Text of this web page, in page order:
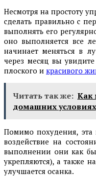
Несмотря на простоту
сделать правильно с
выполнять его
оно выполняется все
начинает меняться в
через месяц вы
плоского и красивого
Читать так же: Как
домашних
Помимо похудения, эта
воздействие на
выполнении они как
укрепляются), а также
улучшается осанка.